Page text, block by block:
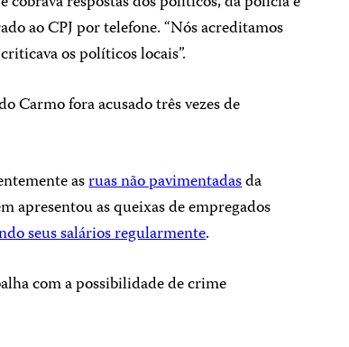
ao CPJ por telefone. “Nós acreditamos
os políticos locais”.
Carmo fora acusado três vezes de
asruas não pavimentadasda
apresentou as queixas de empregados
seus salários regularmente.
com a possibilidade de crime